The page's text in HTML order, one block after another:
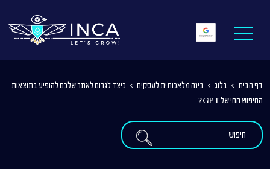
דף הבית > בלוג > בינה מלאכותית לעסקים > כיצד לגרום לאתר שלכם להופיע בתוצאות
החיפוש החי של GPT?